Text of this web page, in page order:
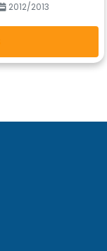
2012/2013